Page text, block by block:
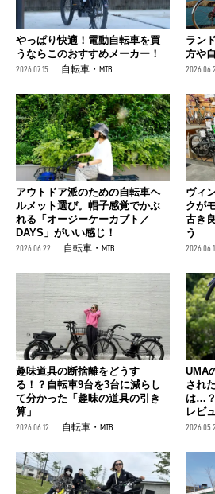
やっぱり快適！電動自転車を買
うならこのおすすめメーカー！
2026.07.15 自転車・MTB
ラン
方や
アウトドア派のための自転車ヘ
ルメット選び。帽子感覚でかぶ
れる「オージーケーカブト／
DAYS」がいい感じ！
2026.06.22 自転車・MTB
ヴィ
クが
古き
う
趣味道具の断捨離をどうす
る！？自転車9台を3台に減らし
て分かった「趣味の道具の引き
算」
2026.06.12 自転車・MTB
UMA
され
は…
レビ